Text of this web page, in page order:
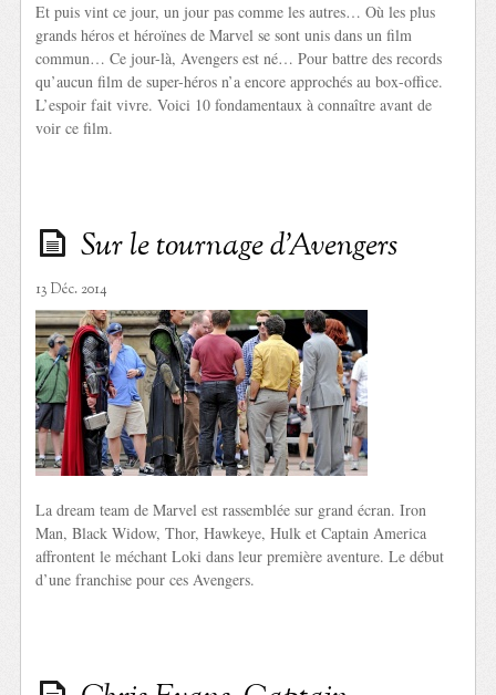
Et puis vint ce jour, un jour pas comme les autres… Où les plus
grands héros et héroïnes de Marvel se sont unis dans un film
commun… Ce jour-là, Avengers est né… Pour battre des records
qu’aucun film de super-héros n’a encore approchés au box-office.
L’espoir fait vivre. Voici 10 fondamentaux à connaître avant de
voir ce film.
Sur le tournage d’Avengers
13 Déc. 2014
La dream team de Marvel est rassemblée sur grand écran. Iron
Man, Black Widow, Thor, Hawkeye, Hulk et Captain America
affrontent le méchant Loki dans leur première aventure. Le début
d’une franchise pour ces Avengers.